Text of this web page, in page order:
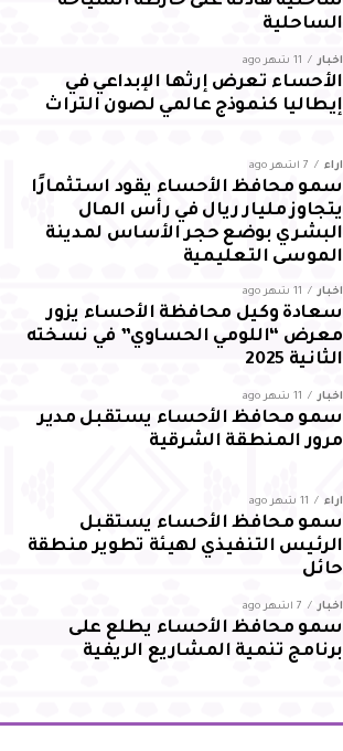
الساحلية
أخبار 11 شهر ago
الأحساء تعرض إرثها الإبداعي في
إيطاليا كنموذج عالمي لصون التراث
آراء 7 أشهر ago
سمو محافظ الأحساء يقود استثمارًا
يتجاوز مليار ريال في رأس المال
البشري بوضع حجر الأساس لمدينة
الموسى التعليمية
أخبار 11 شهر ago
سعادة وكيل محافظة الأحساء يزور
معرض “اللومي الحساوي” في نسخته
الثانية 2025
أخبار 11 شهر ago
سمو محافظ الأحساء يستقبل مدير
مرور المنطقة الشرقية
آراء 11 شهر ago
سمو محافظ الأحساء يستقبل
الرئيس التنفيذي لهيئة تطوير منطقة
حائل
أخبار 7 أشهر ago
سمو محافظ الأحساء يطلع على
برنامج تنمية المشاريع الريفية